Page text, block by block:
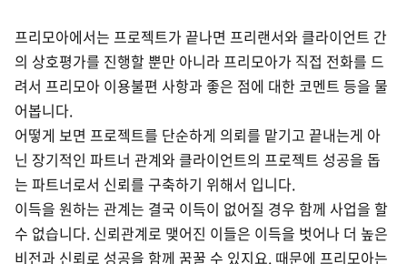
프리모아에서는 프로젝트가 끝나면 프리랜서와 클라이언트 간
의 상호평가를 진행할 뿐만 아니라 프리모아가 직접 전화를 드
려서 프리모아 이용불편 사항과 좋은 점에 대한 코멘트 등을 물
어봅니다.
어떻게 보면 프로젝트를 단순하게 의뢰를 맡기고 끝내는게 아
닌 장기적인 파트너 관계와 클라이언트의 프로젝트 성공을 돕
는 파트너로서 신뢰를 구축하기 위해서 입니다.
이득을 원하는 관계는 결국 이득이 없어질 경우 함께 사업을 할
수 없습니다. 신뢰관계로 맺어진 이들은 이득을 벗어나 더 높은
비전과 신뢰로 성공을 함께 꿈꿀 수 있지요. 때문에 프리모아는